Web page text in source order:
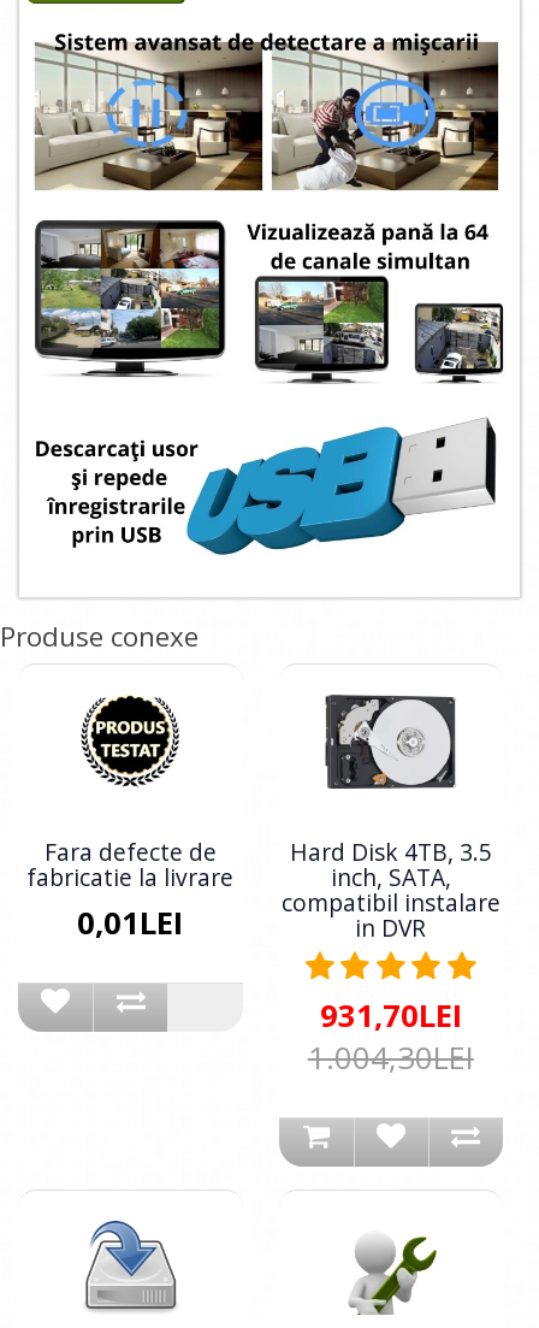
Produse conexe
Fara defecte de
fabricatie la livrare
0,01LEI
Hard Disk 4TB, 3.5
inch, SATA,
compatibil instalare
in DVR
931,70LEI
1.004,30LEI